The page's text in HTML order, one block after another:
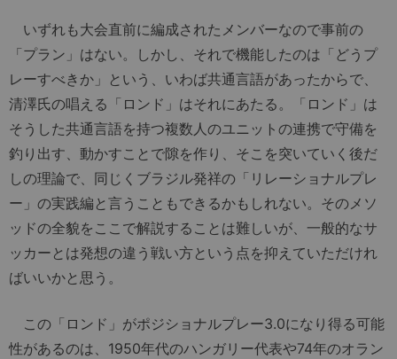
いずれも大会直前に編成されたメンバーなので事前の
「プラン」はない。しかし、それで機能したのは「どうプ
レーすべきか」という、いわば共通言語があったからで、
清澤氏の唱える「ロンド」はそれにあたる。「ロンド」は
そうした共通言語を持つ複数人のユニットの連携で守備を
釣り出す、動かすことで隙を作り、そこを突いていく後だ
しの理論で、同じくブラジル発祥の「リレーショナルプレ
ー」の実践編と言うこともできるかもしれない。そのメソ
ッドの全貌をここで解説することは難しいが、一般的なサ
ッカーとは発想の違う戦い方という点を抑えていただけれ
ばいいかと思う。
この「ロンド」がポジショナルプレー3.0になり得る可能
性があるのは、1950年代のハンガリー代表や74年のオラン